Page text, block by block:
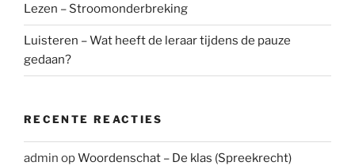
Lezen – Stroomonderbreking
Luisteren – Wat heeft de leraar tijdens de pauze
gedaan?
RECENTE REACTIES
admin opWoordenschat – De klas (Spreekrecht)